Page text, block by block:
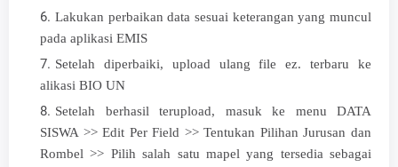
Lakukan perbaikan data sesuai keterangan yang muncul
pada aplikasi EMIS
Setelah diperbaiki, upload ulang file ez. terbaru ke
alikasi BIO UN
Setelah berhasil terupload, masuk ke menu DATA
SISWA >> Edit Per Field >> Tentukan Pilihan Jurusan dan
Rombel >> Pilih salah satu mapel yang tersedia sebagai